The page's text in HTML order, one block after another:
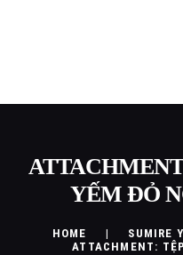
YẾM ĐỎ
HOME
SUMIRE
ATTACHMENT:
CHÍNH SÁCH